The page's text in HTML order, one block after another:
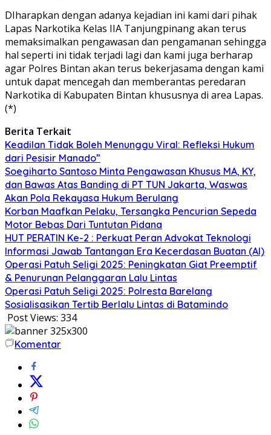
DIharapkan dengan adanya kejadian ini kami dari pihak
Lapas Narkotika Kelas IIA Tanjungpinang akan terus
memaksimalkan pengawasan dan pengamanan sehingga
hal seperti ini tidak terjadi lagi dan kami juga berharap
agar Polres Bintan akan terus bekerjasama dengan kami
untuk dapat mencegah dan memberantas peredaran
Narkotika di Kabupaten Bintan khususnya di area Lapas.
(*)
Berita Terkait
Keadilan Tidak Boleh Menunggu Viral: Refleksi Hukum
dari Pesisir Manado”
Soegiharto Santoso Minta Pengawasan Khusus MA, KY,
dan Bawas Atas Banding di PT TUN Jakarta, Waswas
Akan Pola Rekayasa Hukum Berulang
Korban Maafkan Pelaku, Tersangka Pencurian Sepeda
Motor Bebas Dari Tuntutan Pidana
HUT PERATIN Ke-2 : Perkuat Peran Advokat Teknologi
Informasi Jawab Tantangan Era Kecerdasan Buatan (AI)
Operasi Patuh Seligi 2025: Peningkatan Giat Preemptif
& Penurunan Pelanggaran Lalu Lintas
Operasi Patuh Seligi 2025: Polresta Barelang
Sosialisasikan Tertib Berlalu Lintas di Batamindo
Post Views: 334
Komentar